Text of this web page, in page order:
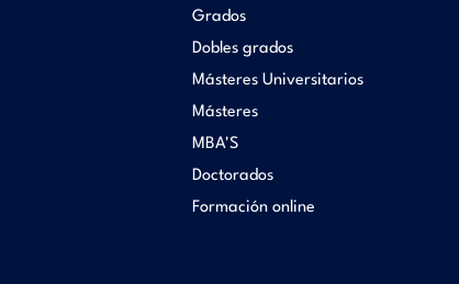
Grados
Dobles grados
Másteres Universitarios
Másteres
MBA'S
Doctorados
Formación online